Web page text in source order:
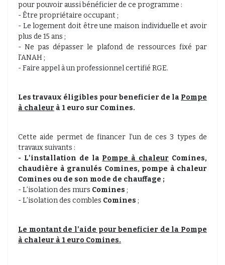
pour pouvoir aussi bénéficier de ce programme :
- Être propriétaire occupant ;
- Le logement doit être une maison individuelle et avoir
plus de 15 ans ;
- Ne pas dépasser le plafond de ressources fixé par
l’ANAH ;
- Faire appel à un professionnel certifié RGE.
Les travaux éligibles pour beneficier de la Pompe
à chaleur à 1 euro sur Comines.
Cette aide permet de financer l’un de ces 3 types de
travaux suivants :
- L'installation de la Pompe à chaleur Comines,
chaudière à granulés Comines, pompe à chaleur
Comines ou de son mode de chauffage ;
- L’isolation des murs Comines ;
- L’isolation des combles Comines ;
Le montant de l’aide pour beneficier de la Pompe
à chaleur à 1 euro Comines.